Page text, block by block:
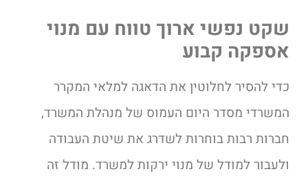
שקט נפשי ארוך טווח עם מנוי
אספקה קבוע
כדי להסיר לחלוטין את הדאגה למלאי המקרר
המשרדי מסדר היום העמוס של מנהלת המשרד,
חברות רבות בוחרות לשדרג את שיטת העבודה
ולעבור למודל של מנוי ירקות למשרד. מודל זה